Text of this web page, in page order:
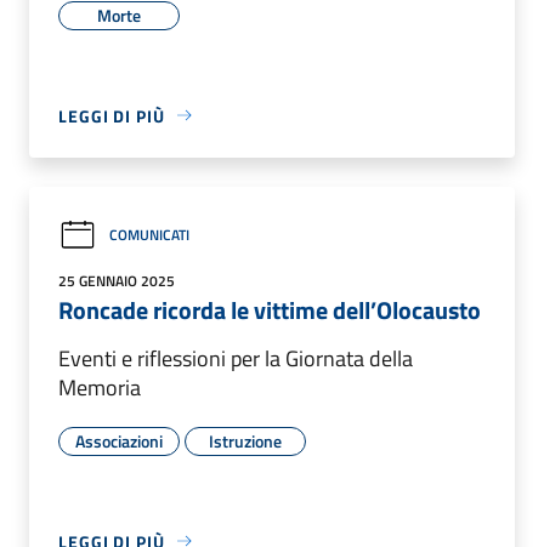
Morte
LEGGI DI PIÙ
COMUNICATI
25 GENNAIO 2025
Roncade ricorda le vittime dell’Olocausto
Eventi e riflessioni per la Giornata della
Memoria
Associazioni Istruzione
LEGGI DI PIÙ